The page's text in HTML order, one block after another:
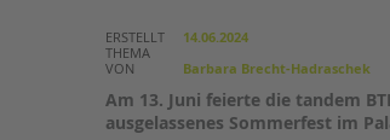
SCHULE & GANZTAG
Grundschulen
Oberschulen
ERSTELLT
14.06.2024
THEMA
VON
Barbara Brecht-Hadraschek
Am 13. Juni feierte die tandem
ausgelassenes Sommerfest im